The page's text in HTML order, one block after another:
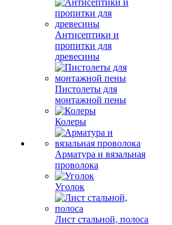
Антисептики и
пропитки для
древесины
Пистолеты для
монтажной пены
Колеры
Арматура и вязальная
проволока
Уголок
Лист стальной, полоса